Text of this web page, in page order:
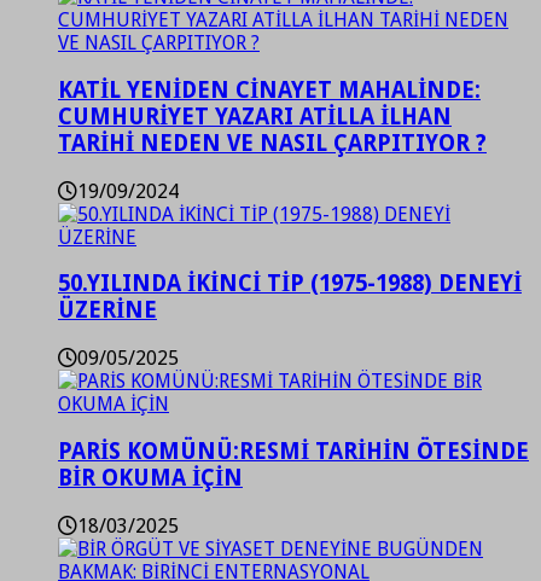
KATİL YENİDEN CİNAYET MAHALİNDE:
CUMHURİYET YAZARI ATİLLA İLHAN
TARİHİ NEDEN VE NASIL ÇARPITIYOR ?
19/09/2024
50.YILINDA İKİNCİ TİP (1975-1988) DENEYİ
ÜZERİNE
09/05/2025
PARİS KOMÜNÜ:RESMİ TARİHİN ÖTESİNDE
BİR OKUMA İÇİN
18/03/2025